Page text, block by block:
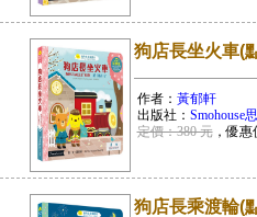
狗店長坐火車(
作者： 黃郁軒
出版社： Smohouse
定價：380 元，優惠
狗店長乘渡輪(